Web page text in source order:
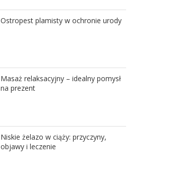
Ostropest plamisty w ochronie urody
Masaż relaksacyjny – idealny pomysł
na prezent
Niskie żelazo w ciąży: przyczyny,
objawy i leczenie